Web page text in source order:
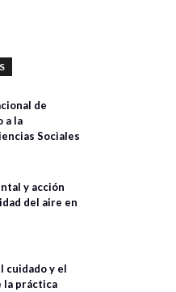
de
a la
Sociales
y acción
del aire en
cuidado y el
la práctica